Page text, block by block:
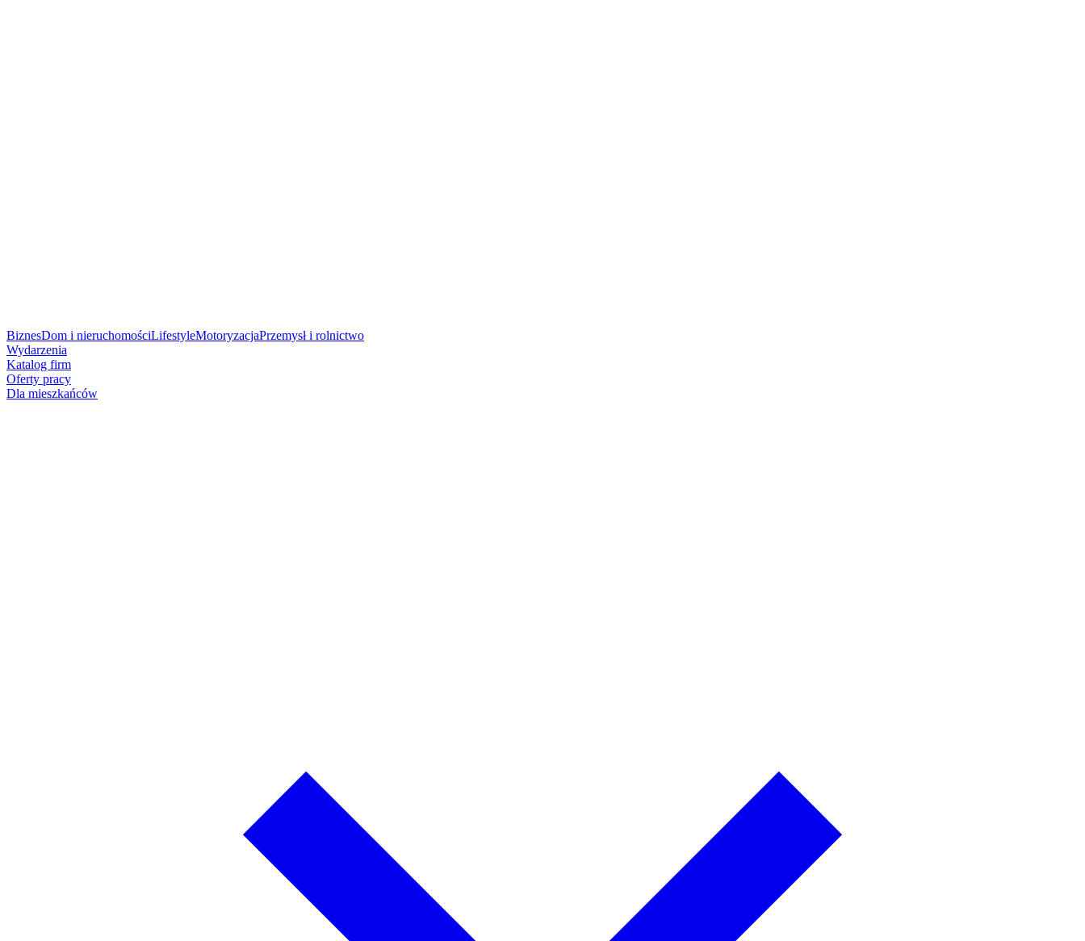
BiznesDom i nieruchomościLifestyleMotoryzacjaPrzemysł i rolnictwo
Wydarzenia
Katalog firm
Oferty pracy
Dla mieszkańców